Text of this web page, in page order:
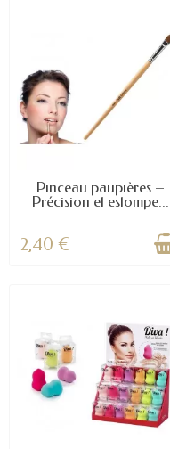
Pinceau paupières –
Précision et estompe...
2,40 €